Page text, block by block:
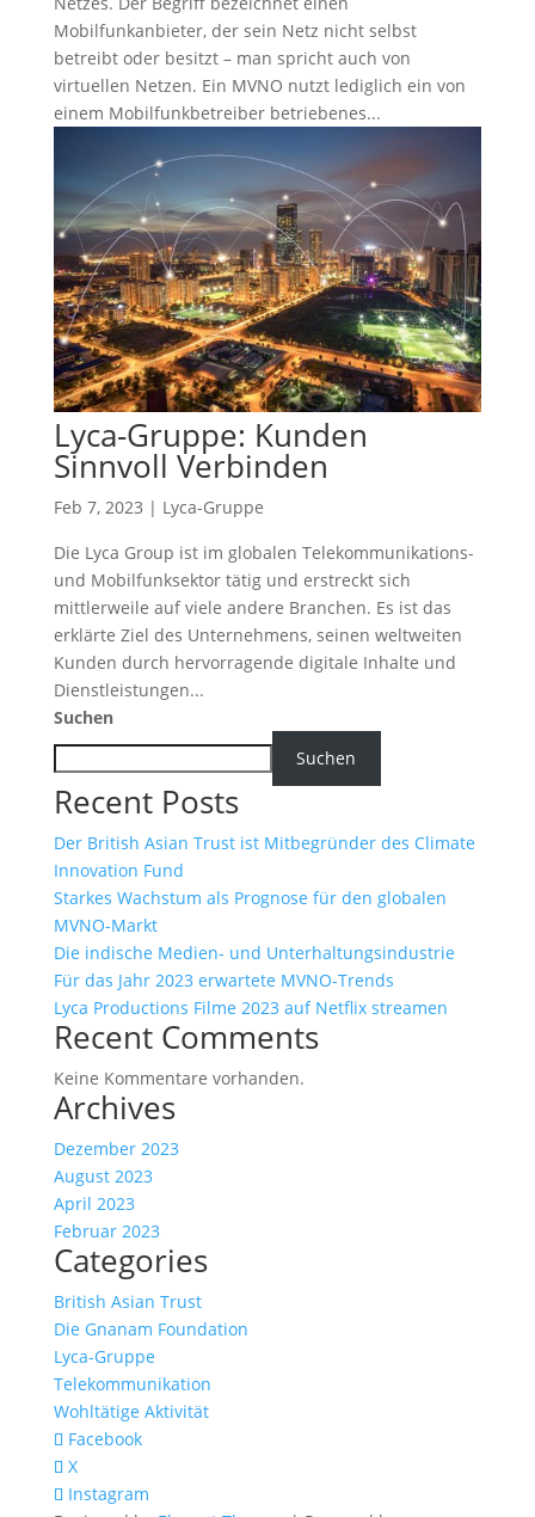
Mobilfunkanbieter, der sein Netz nicht selbst
betreibt oder besitzt – man spricht auch von
virtuellen Netzen. Ein MVNO nutzt lediglich ein von
einem Mobilfunkbetreiber betriebenes...
Lyca-Gruppe: Kunden
Sinnvoll Verbinden
Feb 7, 2023 | Lyca-Gruppe
Die Lyca Group ist im globalen Telekommunikations-
und Mobilfunksektor tätig und erstreckt sich
mittlerweile auf viele andere Branchen. Es ist das
erklärte Ziel des Unternehmens, seinen weltweiten
Kunden durch hervorragende digitale Inhalte und
Dienstleistungen...
Suchen
Suchen
Recent Posts
Der British Asian Trust ist Mitbegründer des Climate
Innovation Fund
Starkes Wachstum als Prognose für den globalen
MVNO-Markt
Die indische Medien- und Unterhaltungsindustrie
Für das Jahr 2023 erwartete MVNO-Trends
Lyca Productions Filme 2023 auf Netflix streamen
Recent Comments
Keine Kommentare vorhanden.
Archives
Dezember 2023
August 2023
April 2023
Februar 2023
Categories
British Asian Trust
Die Gnanam Foundation
Lyca-Gruppe
Telekommunikation
Wohltätige Aktivität
Facebook
X
Instagram